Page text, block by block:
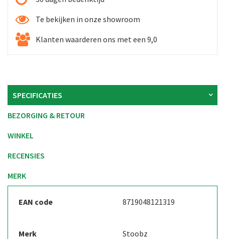
Te bekijken in onze showroom
Klanten waarderen ons met een 9,0
SPECIFICATIES
BEZORGING & RETOUR
WINKEL
RECENSIES
MERK
EAN code 8719048121319
Merk Stoobz